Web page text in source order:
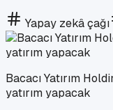
Yapay zekâ çağı
Bacacı Yatırım
yatırım yapacak